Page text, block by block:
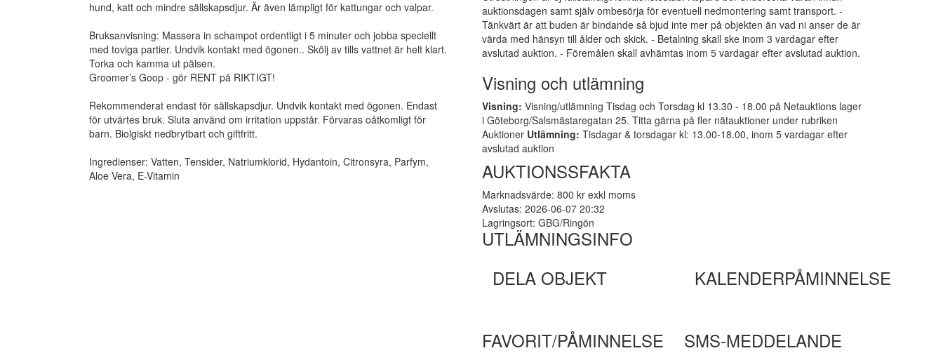
hund, katt och mindre sällskapsdjur. Är även lämpligt för kattungar och valpar.
Bruksanvisning: Massera in schampot ordentligt i 5 minuter och jobba speciellt
med toviga partier. Undvik kontakt med ögonen.. Skölj av tills vattnet är helt klart.
Torka och kamma ut pälsen.
Groomer’s Goop - gör RENT på RIKTIGT!
Rekommenderat endast för sällskapsdjur. Undvik kontakt med ögonen. Endast
för utvärtes bruk. Sluta använd om irritation uppstår. Förvaras oåtkomligt för
barn. Biolgiskt nedbrytbart och giftfritt.
Ingredienser: Vatten, Tensider, Natriumklorid, Hydantoin, Citronsyra, Parfym,
Aloe Vera, E-Vitamin
auktionsdagen samt själv ombesörja för eventuell nedmontering samt transport. -
Tänkvärt är att buden är bindande så bjud inte mer på objekten än vad ni anser de är
värda med hänsyn till ålder och skick. - Betalning skall ske inom 3 vardagar efter
avslutad auktion. - Föremålen skall avhämtas inom 5 vardagar efter avslutad auktion.
Visning och utlämning
Visning: Visning/utlämning Tisdag och Torsdag kl 13.30 - 18.00 på Netauktions lager
i Göteborg/Salsmästaregatan 25. Titta gärna på fler nätauktioner under rubriken
Auktioner Utlämning: Tisdagar & torsdagar kl: 13.00-18.00, inom 5 vardagar efter
avslutad auktion
AUKTIONSSFAKTA
Marknadsvärde: 800 kr exkl moms
Avslutas: 2026-06-07 20:32
Lagringsort: GBG/Ringön
UTLÄMNINGSINFO
DELA OBJEKT
KALENDERPÅMINNELSE
FAVORIT/PÅMINNELSE SMS-MEDDELANDE